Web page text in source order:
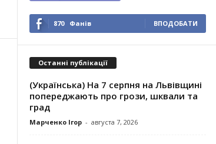
870 Фанів ВПОДОБАТИ
Останні публікації
(Українська) На 7 серпня на Львівщині
попереджають про грози, шквали та
град
Марченко Ігор - августа 7, 2026